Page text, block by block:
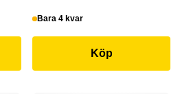
Bara 4 kvar
Köp